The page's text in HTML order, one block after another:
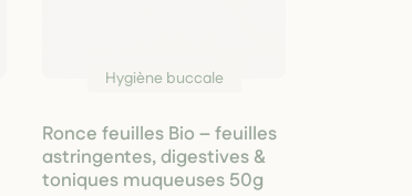
Hygiène buccale
Ronce feuilles Bio – feuilles
astringentes, digestives &
toniques muqueuses 50g